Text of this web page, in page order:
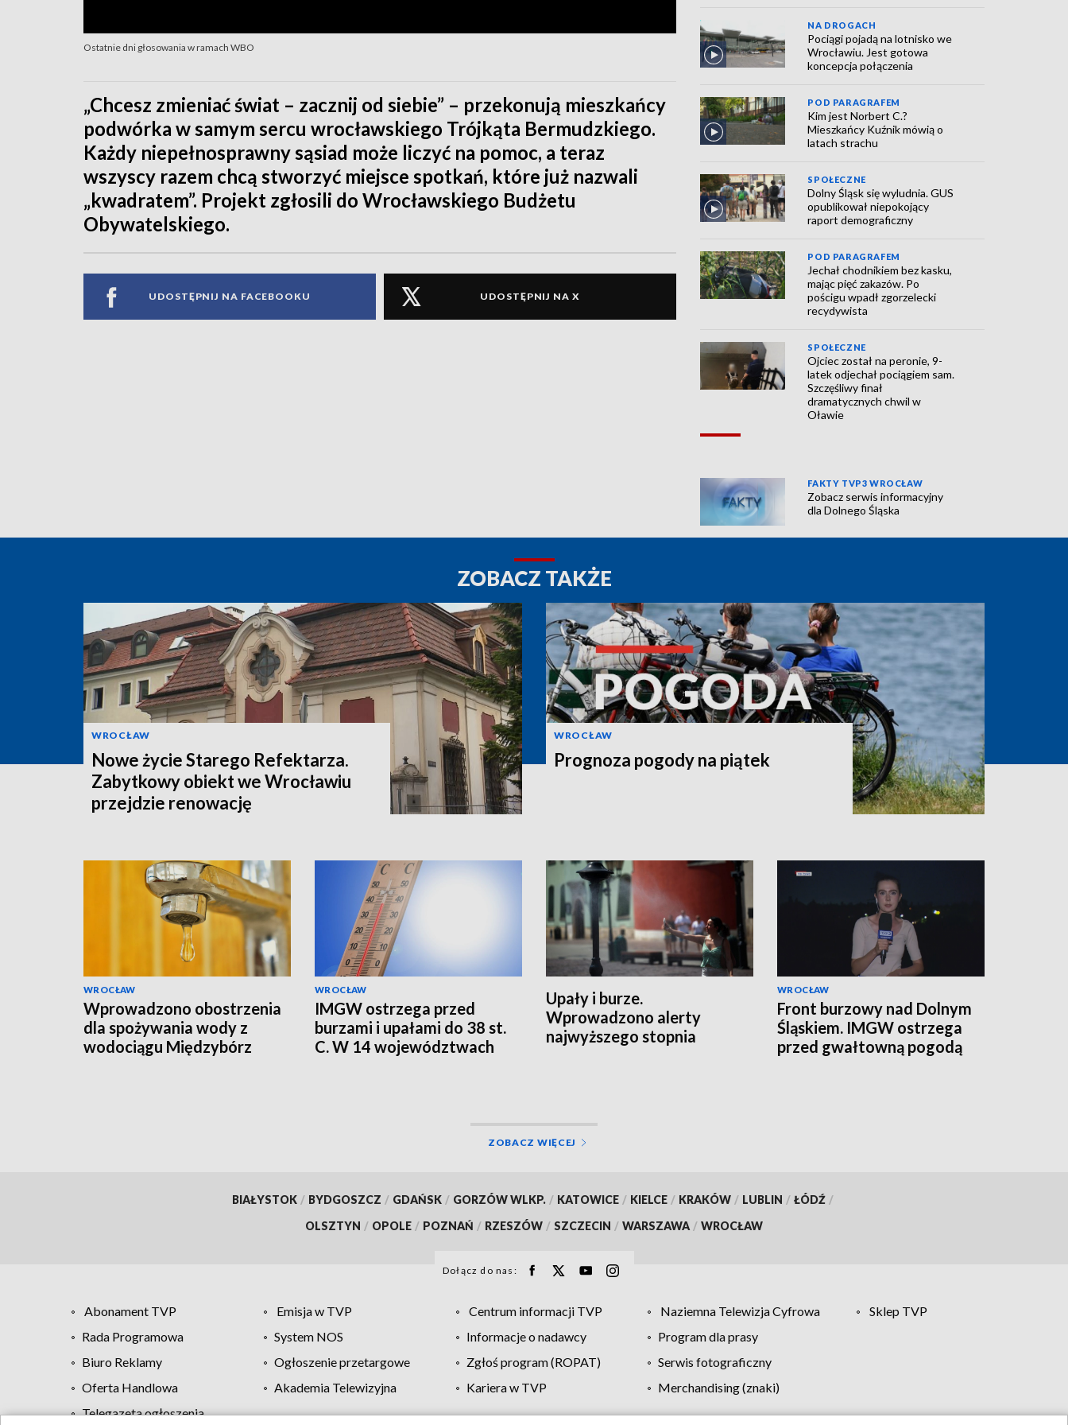
Ostatnie dni głosowania w ramach WBO
„Chcesz zmieniać świat – zacznij od siebie” – przekonują mieszkańcy
podwórka w samym sercu wrocławskiego Trójkąta Bermudzkiego.
Każdy niepełnosprawny sąsiad może liczyć na pomoc, a teraz
wszyscy razem chcą stworzyć miejsce spotkań, które już nazwali
„kwadratem”. Projekt zgłosili do Wrocławskiego Budżetu
Obywatelskiego.
UDOSTĘPNIJ NA FACEBOOKU UDOSTĘPNIJ NA X
NA DROGACH
Pociągi pojadą na lotnisko we
Wrocławiu. Jest gotowa
koncepcja połączenia
POD PARAGRAFEM
Kim jest Norbert C.?
Mieszkańcy Kuźnik mówią o
latach strachu
SPOŁECZNE
Dolny Śląsk się wyludnia. GUS
opublikował niepokojący
raport demograficzny
POD PARAGRAFEM
Jechał chodnikiem bez kasku,
mając pięć zakazów. Po
pościgu wpadł zgorzelecki
recydywista
SPOŁECZNE
Ojciec został na peronie, 9-
latek odjechał pociągiem sam.
Szczęśliwy finał
dramatycznych chwil w
Oławie
FAKTY TVP3 WROCŁAW
Zobacz serwis informacyjny
dla Dolnego Śląska
ZOBACZ TAKŻE
WROCŁAW
Nowe życie Starego Refektarza.
Zabytkowy obiekt we Wrocławiu
przejdzie renowację
WROCŁAW
Prognoza pogody na piątek
WROCŁAW
Wprowadzono obostrzenia
dla spożywania wody z
wodociągu Międzybórz
WROCŁAW
IMGW ostrzega przed
burzami i upałami do 38 st.
C. W 14 województwach
Upały i burze.
Wprowadzono alerty
najwyższego stopnia
WROCŁAW
Front burzowy nad Dolnym
Śląskiem. IMGW ostrzega
przed gwałtowną pogodą
ZOBACZ WIĘCEJ
BIAŁYSTOK / BYDGOSZCZ / GDAŃSK / GORZÓW WLKP. / KATOWICE / KIELCE / KRAKÓW / LUBLIN / ŁÓDŹ /
OLSZTYN / OPOLE / POZNAŃ / RZESZÓW / SZCZECIN / WARSZAWA / WROCŁAW
Dołącz do nas:
Abonament TVP Emisja w TVP Centrum informacji TVP Naziemna Telewizja Cyfrowa
Sklep TVP
Rada Programowa
System NOS Informacje o nadawcy
Program dla prasy
Biuro Reklamy
Ogłoszenie przetargowe Zgłoś program (ROPAT)
Serwis fotograficzny
Oferta Handlowa
Akademia Telewizyjna Kariera w TVP
Merchandising (znaki)
Telegazeta ogłoszenia